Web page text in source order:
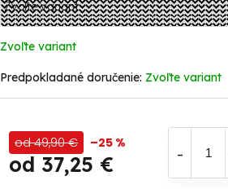
Zvoľte variant
Zvoľte variant
od 49,90 € –25 %
od 37,25 €
Jednotková